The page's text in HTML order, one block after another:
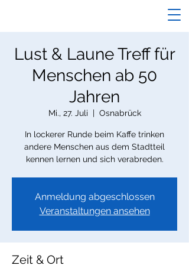
Lust & Laune Treff für
Menschen ab 50
Jahren
Mi., 27. Juli
  |
Osnabrück
In lockerer Runde beim Kaffe trinken
andere Menschen aus dem Stadtteil
kennen lernen und sich verabreden.
Anmeldung abgeschlossen
Veranstaltungen ansehen
Zeit & Ort